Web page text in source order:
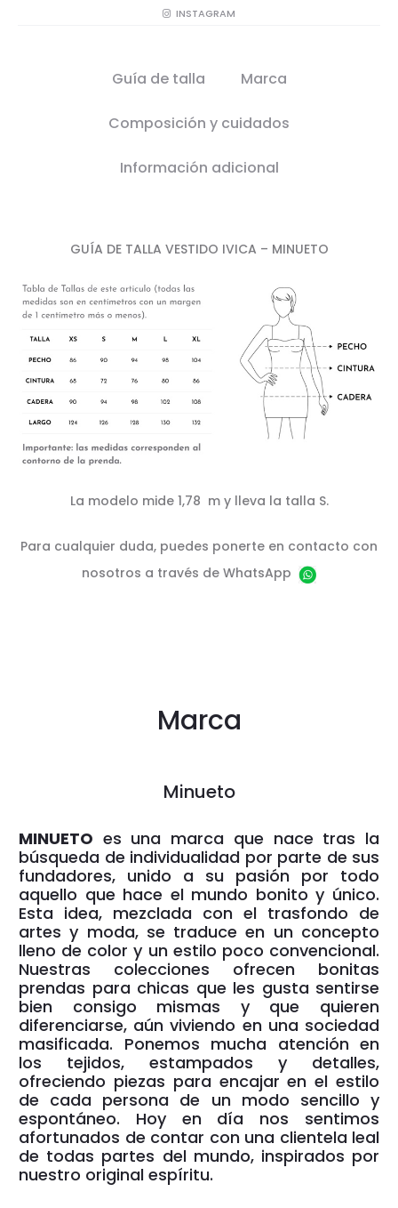
INSTAGRAM
Guía de talla Marca
Composición y cuidados
Información adicional
GUÍA DE TALLA VESTIDO IVICA – MINUETO
La modelo mide 1,78 m y lleva la talla S.
Para cualquier duda, puedes ponerte en contacto con
nosotros a través de WhatsApp
Marca
Minueto
MINUETO es una marca que nace tras la
búsqueda de individualidad por parte de sus
fundadores, unido a su pasión por todo
aquello que hace el mundo bonito y único.
Esta idea, mezclada con el trasfondo de
artes y moda, se traduce en un concepto
lleno de color y un estilo poco convencional.
Nuestras colecciones ofrecen bonitas
prendas para chicas que les gusta sentirse
bien consigo mismas y que quieren
diferenciarse, aún viviendo en una sociedad
masificada. Ponemos mucha atención en
los tejidos, estampados y detalles,
ofreciendo piezas para encajar en el estilo
de cada persona de un modo sencillo y
espontáneo. Hoy en día nos sentimos
afortunados de contar con una clientela leal
de todas partes del mundo, inspirados por
nuestro original espíritu.